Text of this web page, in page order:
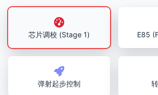
芯片调校 (Stage 1) E85
弹射起步控制